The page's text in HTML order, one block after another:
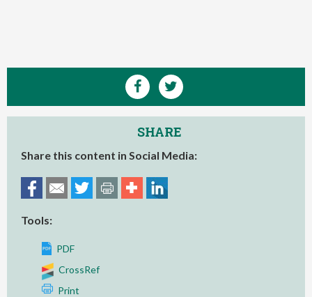
SHARE
Share this content in Social Media:
Tools:
PDF
CrossRef
Print